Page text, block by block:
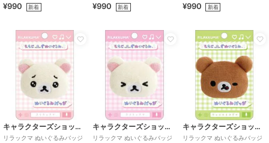
るみ
¥990 新着
るみ
¥990 新着
ぐるみ
¥990 新着
キャラクターズショップ ラフラフ
リラックマ ぬいぐるみバッジ
キャラクターズショップ ラフラフ
リラックマ ぬいぐるみバッジ
キャラクターズショップ ラフラフ
リラックマ ぬいぐるみバッジ